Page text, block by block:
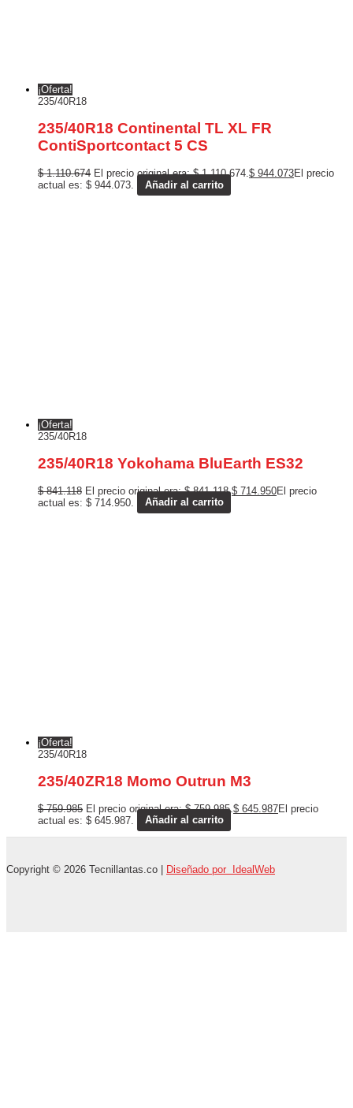
¡Oferta!
235/40R18
235/40R18 Continental TL XL FR
ContiSportcontact 5 CS
$1.110.674 El precio original era: $ 1.110.674.$ 944.073El precio
actual es: $ 944.073.
Añadir al carrito
¡Oferta!
235/40R18
235/40R18 Yokohama BluEarth ES32
$841.118 El precio original era: $ 841.118.$ 714.950El precio
actual es: $ 714.950.
Añadir al carrito
¡Oferta!
235/40R18
235/40ZR18 Momo Outrun M3
$759.985 El precio original era: $ 759.985. $ 645.987El precio
actual es: $ 645.987.
Añadir al carrito
Copyright © 2026 Tecnillantas.co | Diseñado por IdealWeb